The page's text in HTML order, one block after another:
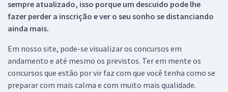
sempre atualizado, isso porque um descuido pode lhe
fazer perder a inscrição e ver o seu sonho se distanciando
ainda mais.
Em nosso site, pode-se visualizar os concursos em
andamento e até mesmo os previstos. Ter em mente os
concursos que estão por vir faz com que você tenha como se
preparar com mais calma e com muito mais qualidade.